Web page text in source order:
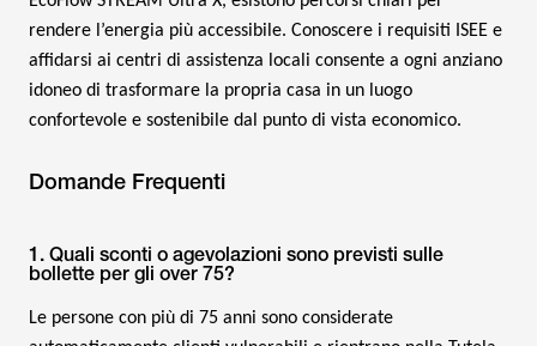
rendere l’energia più accessibile. Conoscere i requisiti ISEE e
affidarsi ai centri di assistenza locali consente a ogni anziano
idoneo di trasformare la propria casa in un luogo
confortevole e sostenibile dal punto di vista economico.
Domande Frequenti
1. Quali sconti o agevolazioni sono previsti sulle
bollette per gli over 75?
Le persone con più di 75 anni sono considerate